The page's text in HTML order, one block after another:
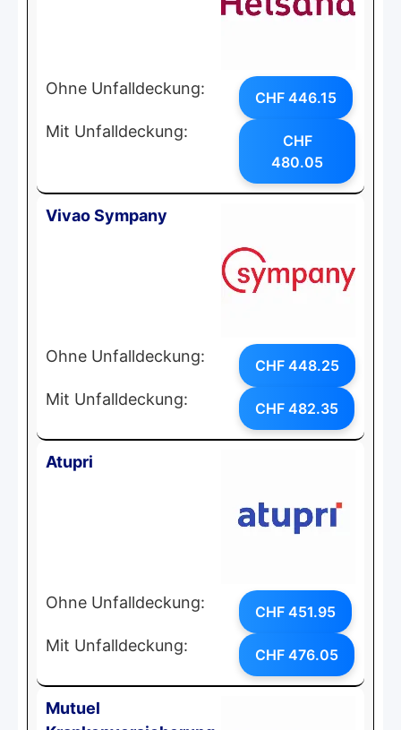
Ohne Unfalldeckung: CHF 446.15
Mit Unfalldeckung:
CHF
480.05
Vivao Sympany
Ohne Unfalldeckung: CHF 448.25
Mit Unfalldeckung: CHF 482.35
Atupri
Ohne Unfalldeckung: CHF 451.95
Mit Unfalldeckung: CHF 476.05
Mutuel